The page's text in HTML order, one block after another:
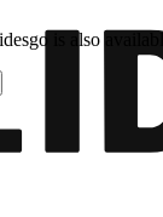
is also